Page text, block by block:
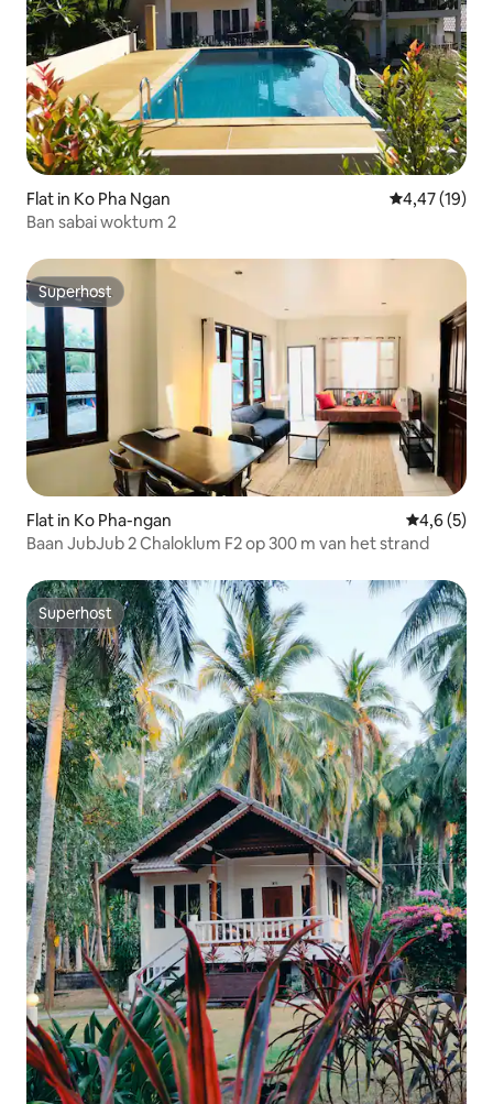
Flat in Ko Pha Ngan Gemiddelde
4,47 (19)
Ban sabai woktum 2
Superhost
Superhost
Flat in Ko Pha-ngan
4,6 (5)
Baan JubJub 2 Chaloklum F2 op 300 m van het strand
Superhost
Superhost